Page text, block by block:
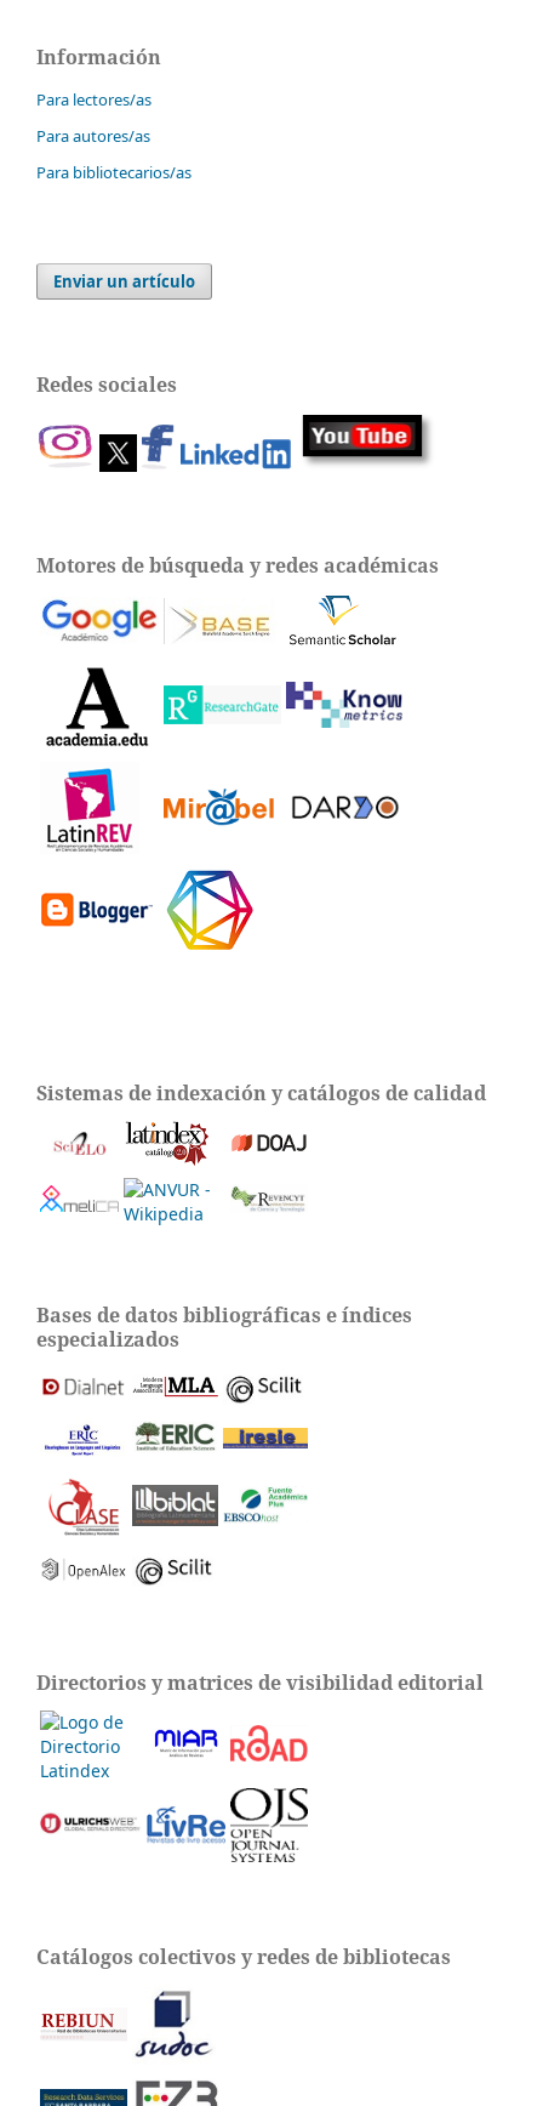
Información
Para lectores/as
Para autores/as
Para bibliotecarios/as
Enviar un artículo
Redes sociales
Motores de búsqueda y redes académicas
Sistemas de indexación y catálogos de calidad
Bases de datos bibliográficas e índices
especializados
Directorios y matrices de visibilidad editorial
Catálogos colectivos y redes de bibliotecas